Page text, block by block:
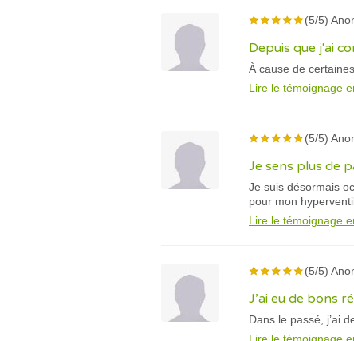
(5/5)
Depuis que j'ai
À cause de
Lire le témoignage
(5/5)
Je sens plus de
Je suis désormais
pour mon
Lire le témoignage
(5/5)
J’ai eu de bons
Dans le passé, j’ai